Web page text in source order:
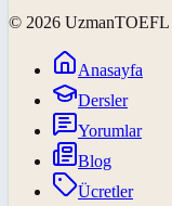
© 2026 UzmanTOEFL
Anasayfa
Dersler
Yorumlar
Blog
Ücretler